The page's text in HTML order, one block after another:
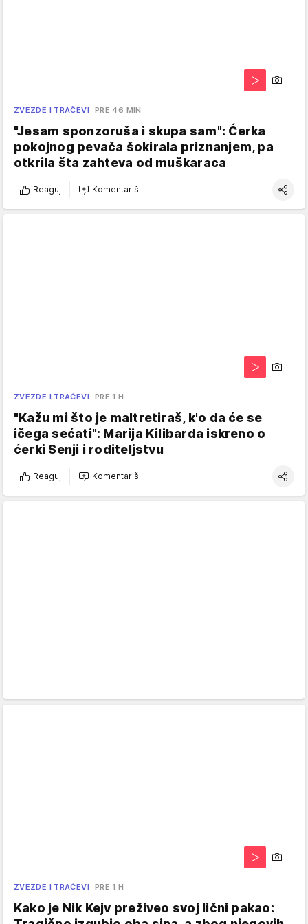
ZVEZDE I TRAČEVI PRE 46 MIN
"Jesam sponzoruša i skupa sam": Ćerka
pokojnog pevača šokirala priznanjem, pa
otkrila šta zahteva od muškaraca
Reaguj Komentariši
ZVEZDE I TRAČEVI PRE 1 H
"Kažu mi što je maltretiraš, k'o da će se
ičega sećati": Marija Kilibarda iskreno o
ćerki Senji i roditeljstvu
Reaguj Komentariši
ZVEZDE I TRAČEVI PRE 1 H
Kako je Nik Kejv preživeo svoj lični pakao: